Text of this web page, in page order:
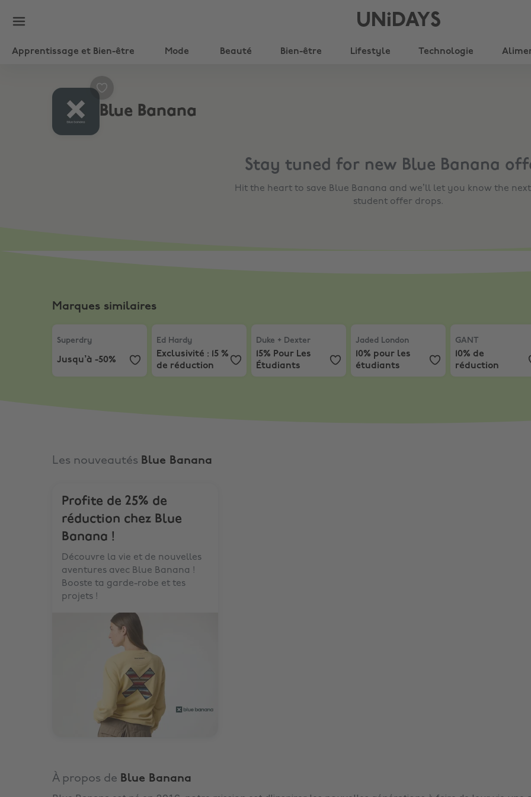
UNiDAYS
Apprentissage et Bien-être Mode Beauté Bien-être Lifestyle Technologie
Blue Banana
Stay tuned for new Blue Banana
Hit the heart to save Blue Banana and we’ll let you know the
student offer drops.
Marques similaires
Superdry
Jusqu’à -50%
Ed Hardy
Exclusivité : 15 %
de réduction
Duke + Dexter
15% Pour Les
Étudiants
Jaded London
10% pour les
étudiants
GANT
10% de
réduction
Les nouveautés Blue Banana
Profite de 25% de
réduction chez Blue
Banana !
Découvre la vie et de nouvelles
aventures avec Blue Banana !
Booste ta garde-robe et tes
projets !
À propos de Blue Banana